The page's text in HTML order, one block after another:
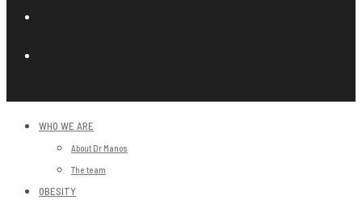
WHO WE ARE
About Dr Manos
The team
OBESITY